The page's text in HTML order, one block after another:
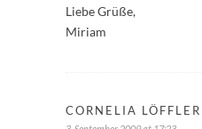
Liebe Grüße,
Miriam
CORNELIA LÖFFLER